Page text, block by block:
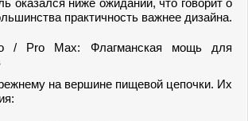
оказался ниже ожиданий, что говорит о
практичность важнее дизайна.
/ Pro Max: Флагманская мощь для
на вершине пищевой цепочки. Их